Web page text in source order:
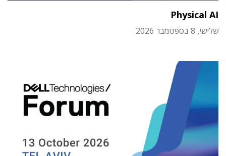
Physical AI
שלישי, 8 בספטמבר 2026